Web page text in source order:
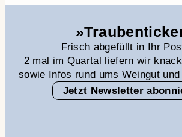
Frisch abgefüllt in Ihr
2 mal im Quartal liefern wir
sowie Infos rund ums Weingut
Jetzt Newsletter